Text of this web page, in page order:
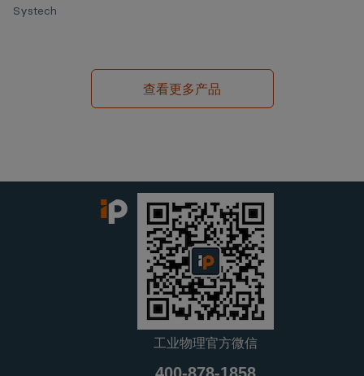
Systech
查看更多产品
工业物理官方微信